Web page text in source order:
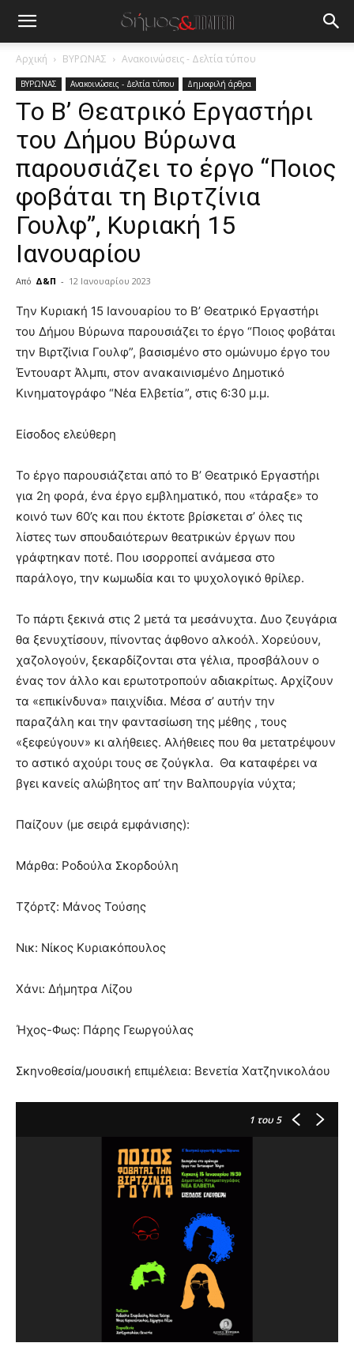
Αρχική ΒΥΡΩΝΑΣ Ανακοινώσεις - Δελτία τύπου
ΒΥΡΩΝΑΣ Ανακοινώσεις - Δελτία τύπου Δημοφιλή άρθρα
Tο Β’ Θεατρικό Εργαστήρι
του Δήμου Βύρωνα
παρουσιάζει το έργο “Ποιος
φοβάται τη Βιρτζίνια
Γουλφ”, Κυριακή 15
Ιανουαρίου
Από Δ&Π - 12 Ιανουαρίου 2023
blonde
lesbians
hot
cam
show.desi
lyons
you
the
meaning
of
pain.
pornhun
hd
Την Κυριακή 15 Ιανουαρίου το Β’ Θεατρικό Εργαστήρι
του Δήμου Βύρωνα παρουσιάζει το έργο “Ποιος φοβάται
την Βιρτζίνια Γουλφ”, βασισμένο στο ομώνυμο έργο του
Έντουαρτ Άλμπι, στον ανακαινισμένο Δημοτικό
Κινηματογράφο “Νέα Ελβετία”, στις 6:30 μ.μ.
Είσοδος ελεύθερη
Το έργο παρουσιάζεται από το Β’ Θεατρικό Εργαστήρι
για 2η φορά, ένα έργο εμβληματικό, που «τάραξε» το
κοινό των 60’ς και που έκτοτε βρίσκεται σ’ όλες τις
λίστες των σπουδαιότερων θεατρικών έργων που
γράφτηκαν ποτέ. Που ισορροπεί ανάμεσα στο
παράλογο, την κωμωδία και το ψυχολογικό θρίλερ.
Το πάρτι ξεκινά στις 2 μετά τα μεσάνυχτα. Δυο ζευγάρια
θα ξενυχτίσουν, πίνοντας άφθονο αλκοόλ. Χορεύουν,
χαζολογούν, ξεκαρδίζονται στα γέλια, προσβάλουν ο
ένας τον άλλο και ερωτοτροπούν αδιακρίτως. Αρχίζουν
τα «επικίνδυνα» παιχνίδια. Μέσα σ’ αυτήν την
παραζάλη και την φαντασίωση της μέθης , τους
«ξεφεύγουν» κι αλήθειες. Αλήθειες που θα μετατρέψουν
το αστικό αχούρι τους σε ζούγκλα. Θα καταφέρει να
βγει κανείς αλώβητος απ’ την Βαλπουργία νύχτα;
Παίζουν (με σειρά εμφάνισης):
Μάρθα: Ροδούλα Σκορδούλη
Τζόρτζ: Μάνος Τούσης
Νικ: Νίκος Κυριακόπουλος
Χάνι: Δήμητρα Λίζου
Ήχος-Φως: Πάρης Γεωργούλας
Σκηνοθεσία/μουσική επιμέλεια: Βενετία Χατζηνικολάου
1 του 5